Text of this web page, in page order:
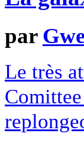
par
Le très